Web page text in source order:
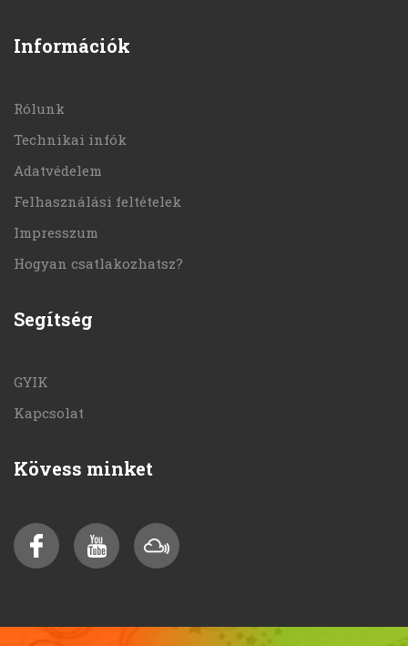
Információk
Rólunk
Technikai infók
Adatvédelem
Felhasználási feltételek
Impresszum
Hogyan csatlakozhatsz?
Segítség
GYIK
Kapcsolat
Kövess minket